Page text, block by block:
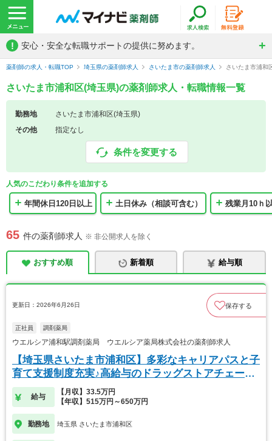
! 安心・安全な転職サポートの提供に努めます。
薬剤師の求人・転職TOP 埼玉県の薬剤師求人 さいたま市の薬剤師求人 さいたま市浦和
さいたま市浦和区(埼玉県)の薬剤師求人・転職情報一覧
勤務地
さいたま市浦和区(埼玉県)
その他
指定なし
条件を変更する
人気のこだわり条件を追加する
年間休日120日以上 土日休み（相談可含む） 残業月10ｈ
65 件の薬剤師求人 ※ 非公開求人を除く
おすすめ順 新着順 給与順
更新日：2026年6月26日 保存する
正社員 調剤薬局
ウエルシア浦和駅調剤薬局 ウエルシア薬局株式会社の薬剤師求人
【埼玉県さいたま市浦和区】多彩なキャリアパスと子
育て支援制度充実♪高給与のドラッグストアチェーン
◎
給与
【月収】33.5万円
【年収】515万円～650万円
勤務地 埼玉県 さいたま市浦和区